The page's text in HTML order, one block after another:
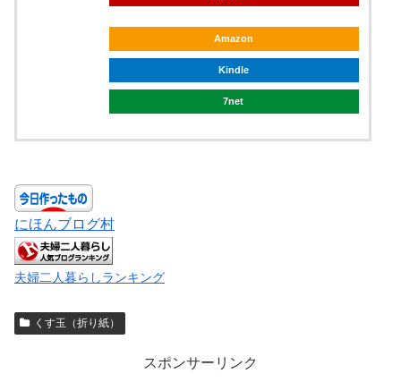
Amazon
Kindle
7net
にほんブログ村
夫婦二人暮らしランキング
くす玉（折り紙）
スポンサーリンク